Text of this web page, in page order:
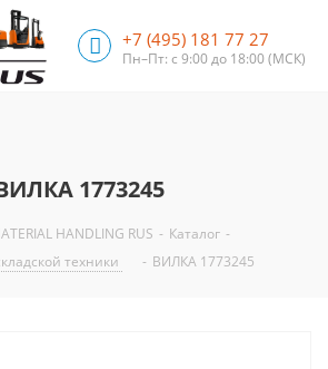
+7 (495) 181 77 27
Пн–Пт: с 9:00 до 18:00(МСК)
1773245
HANDLING RUS - Каталог -
техники
- ВИЛКА 1773245